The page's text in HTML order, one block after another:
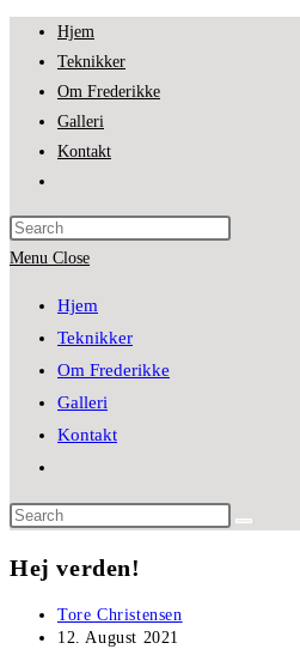
content
Hjem
Teknikker
Om Frederikke
Galleri
Kontakt
search
Menu Close
Hjem
Teknikker
Om Frederikke
Galleri
Kontakt
search
Hej verden!
Post
author:
Tore Christensen
Post
12. August 2021